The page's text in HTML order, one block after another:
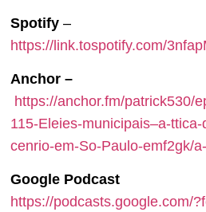
Spotify –
https://link.tospotify.com/
Anchor –
https://anchor.fm/patrick530/
115-Eleies-municipais–a-ttica-
cenrio-em-So-Paulo-emf2gk/
Google Podcast
https://podcasts.google.com/